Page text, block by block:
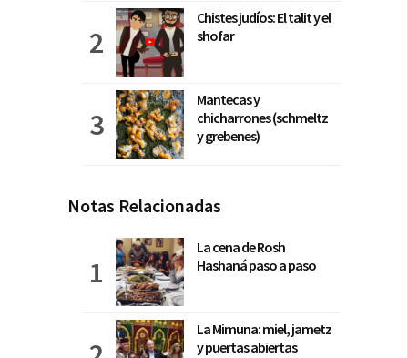
Chistes judíos: El talit y el
shofar
Mantecas y
chicharrones (schmeltz
y grebenes)
Notas Relacionadas
La cena de Rosh
Hashaná paso a paso
La Mimuna: miel, jametz
y puertas abiertas